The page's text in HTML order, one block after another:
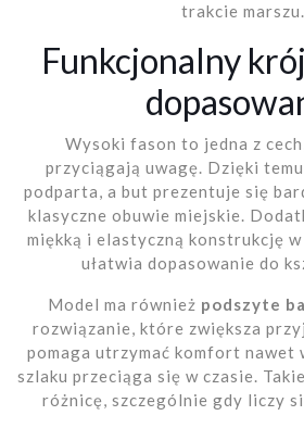
trakcie marszu.
Funkcjonalny
Wysoki fason to jedna z
przyciągają uwagę. Dzięki
podparta, a but prezentuje się
klasyczne obuwie miejskie.
miękką i elastyczną konstrukcję
ułatwia dopasowanie do
Model ma również podszyte
rozwiązanie, które zwiększa
pomaga utrzymać komfort nawet
szlaku przeciąga się w czasie.
różnicę, szczególnie gdy liczy